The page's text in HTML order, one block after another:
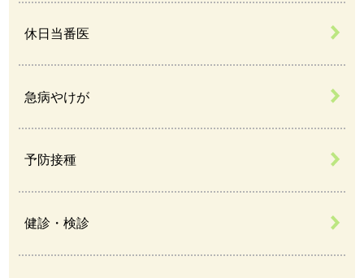
休日当番医
急病やけが
予防接種
健診・検診